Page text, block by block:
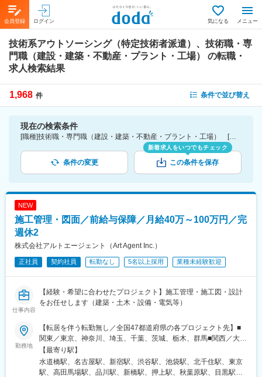
会員登録 ログイン 気になる メニュー
技術系アウトソーシング（特定技術者派遣）、技術職・専
門職（建設・建築・不動産・プラント・工場）
の転職・
求人検索結果
1,968 件 条件で並び替え
現在の検索条件
[職種]技術職・専門職（建設・建築・不動産・プラント・工場） [業種]技術系アウトソーシング（特定技術者派遣）-人材サービス・アウトソーシング業界・コールセンター
条件の変更
新着求人をいつでもチェック
この条件を保存
NEW
施工管理・図面／前給与保障／月給40万～100万円／完
週休2
株式会社アルトエージェント（Art Agent Inc.）
正社員 契約社員 転勤なし 5名以上採用 業種未経験歓迎
仕事内容
【経験・希望に合わせたプロジェクト】施工管理・施工図・設計
をお任せします（建築・土木・設備・電気等）
勤務地
【転居を伴う転勤無し／全国47都道府県の各プロジェクト先】■
関東／東京、神奈川、埼玉、千葉、茨城、栃木、群馬■関西／大
阪、兵庫、京都、奈良、和歌山、滋賀■東海／愛知、岐阜、三重、
静岡■北信越／新潟、富山、石川、福井、長野、山梨■北海道・東
北／北海道、青森、秋田、岩手、宮城、福島、山形■中四国／鳥
【最寄り駅】
水道橋駅、名古屋駅、新宿駅、渋谷駅、池袋駅、北千住駅、東京
駅、高田馬場駅、品川駅、新橋駅、押上駅、秋葉原駅、目黒駅、